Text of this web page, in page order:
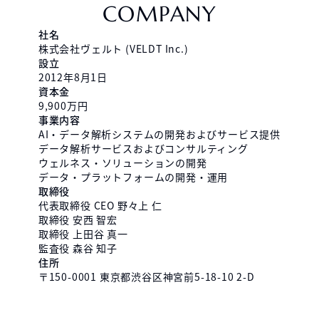
COMPANY
社名
株式会社ヴェルト (VELDT Inc.)
設立
2012年8月1日
資本金
9,900万円
事業内容
AI・データ解析システムの開発およびサービス提供
データ解析サービスおよびコンサルティング
ウェルネス・ソリューションの開発
データ・プラットフォームの開発・運用
取締役
代表取締役 CEO 野々上 仁
取締役 安西 智宏
取締役 上田谷 真一
監査役 森谷 知子
住所
〒150-0001 東京都渋谷区神宮前5-18-10 2-D